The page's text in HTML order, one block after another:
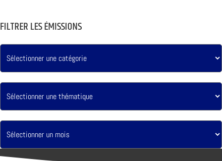
FILTRER LES ÉMISSIONS